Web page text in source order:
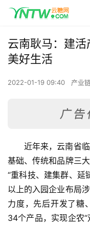
云南耿马：建活
美好生活
2022-01-19 09:40 产业
近年来，云南省
基础、传统和品牌三
“重科技、建集群、延
以上的入园企业布局
力度，先后开发了糖
34个产品，实现企农“